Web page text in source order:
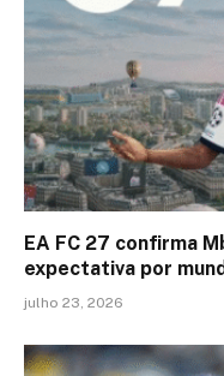
EA FC 27 confirma
expectativa por
julho 23, 2026